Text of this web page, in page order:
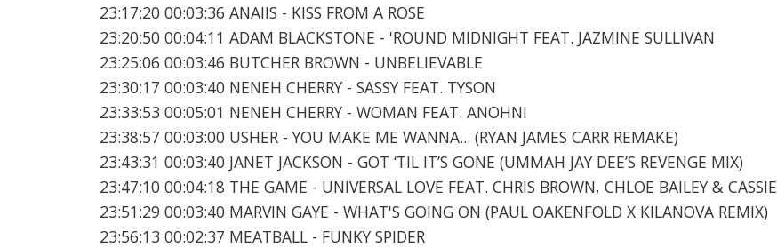
23:17:20 00:03:36 ANAIIS - KISS FROM A ROSE
23:20:50 00:04:11 ADAM BLACKSTONE - 'ROUND MIDNIGHT FEAT. JAZMINE SULLIVAN
23:25:06 00:03:46 BUTCHER BROWN - UNBELIEVABLE
23:30:17 00:03:40 NENEH CHERRY - SASSY FEAT. TYSON
23:33:53 00:05:01 NENEH CHERRY - WOMAN FEAT. ANOHNI
23:38:57 00:03:00 USHER - YOU MAKE ME WANNA... (RYAN JAMES CARR REMAKE)
23:43:31 00:03:40 JANET JACKSON - GOT ‘TIL IT’S GONE (UMMAH JAY DEE’S REVENGE MIX)
23:47:10 00:04:18 THE GAME - UNIVERSAL LOVE FEAT. CHRIS BROWN, CHLOE BAILEY & CASSIE
23:51:29 00:03:40 MARVIN GAYE - WHAT'S GOING ON (PAUL OAKENFOLD X KILANOVA REMIX)
23:56:13 00:02:37 MEATBALL - FUNKY SPIDER